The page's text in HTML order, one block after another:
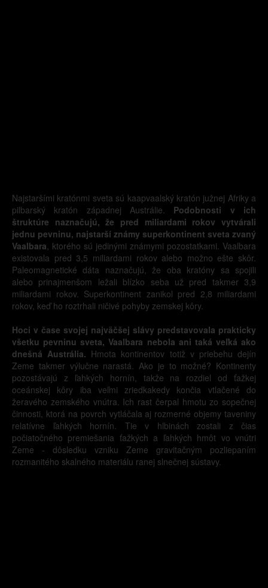
Najstaršími kratónmi sveta sú kaapvaalský kratón južnej Afriky a
pilbarský kratón západnej Austrálie. Podobnosti v ich
štruktúre naznačujú, že pred miliardami rokov vytvárali
jednu pevninu, najstarší známy superkontinent sveta zvaný
Vaalbara, ktorého sú jedinými známymi pozostatkami. Vaalbara
existovala pred 3,5 miliardami rokov alebo možno ešte skôr.
Paleomagnetické dáta naznačujú, že oba kratóny sa spojili
alebo prinajmenšom ležali blízko seba už pred takmer 3,9
miliardami rokov. Superkontinent zanikol pred 2,8 miliardami
rokov, keď ho roztrhali ničivé pohyby zemskej kôry.
Hoci v čase svojej najväčšej slávy predstavovala prakticky
všetku pevninu sveta, Vaalbara nebola ani taká veľká ako
dnešná Austrália. Hmota kontinentov totiž v priebehu dejín
Zeme takmer výlučne narastá. Ako je to možné? Kontinenty
pozostávajú z ľahkých hornín, takže na rozdiel od ťažkej
oceánskej kôry iba veľmi zriedkakedy končia vtlačené do
žeravého zemského vnútra. Ich rast čerpal hmotu zo sopečnej
činnosti, ktorá na povrch vytláčala aj rozmerné objemy taveniny
relatívne ľahkých hornín. Tie v hlbinách zostali z čias
počiatočného premiešania ťažkých a ľahkých hmôt vo vnútri
Zeme - dôsledku vzniku Zeme gravitačným pozliepaním
rozmanitého skalného materiálu ranej slnečnej sústavy.